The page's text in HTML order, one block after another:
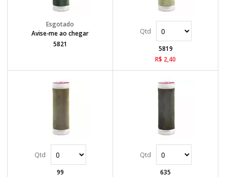
Avise-me ao chegar
5821
5819
R$ 2,40
99 635